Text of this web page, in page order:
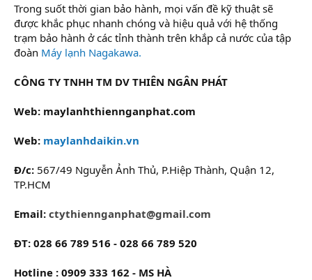
Trong suốt thời gian bảo hành, mọi vấn đề kỹ thuật sẽ
được khắc phục nhanh chóng và hiệu quả với hệ thống
trạm bảo hành ở các tỉnh thành trên khắp cả nước của tập
đoàn Máy lạnh Nagakawa.
CÔNG TY TNHH TM DV THIÊN NGÂN PHÁT
Web: maylanhthiennganphat.com
Web: maylanhdaikin.vn
Đ/c: 567/49 Nguyễn Ảnh Thủ, P.Hiệp Thành, Quận 12,
TP.HCM
Email: ctythiennganphat@gmail.com
ĐT: 028 66 789 516 - 028 66 789 520
Hotline : 0909 333 162 - MS HÀ